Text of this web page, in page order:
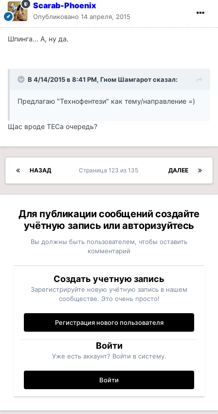
Scarab-Phoenix
Опубликовано 14 апреля, 2015
Шпинга... А, ну да.
В 4/14/2015 в 8:41 PM, Гном Шамгарот сказал:
Предлагаю "Технофентези" как тему/направление =)
Щас вроде ТЕСа очередь?
НАЗАД ДАЛЕЕ
Страница 123 из 135
Для публикации сообщений создайте
учётную запись или авторизуйтесь
Вы должны быть пользователем, чтобы оставить
комментарий
Создать учетную запись
Зарегистрируйте новую учётную запись в нашем
сообществе. Это очень просто!
Регистрация нового пользователя
Войти
Уже есть аккаунт? Войти в систему.
Войти